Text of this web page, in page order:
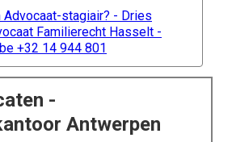
Advocaat-stagiair? - Dries
Familierecht Hasselt -
+32 14 944 801
-
Antwerpen